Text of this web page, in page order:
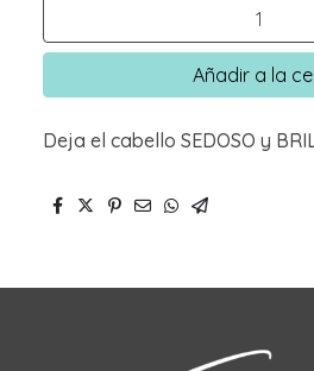
Añadir a la
Deja el cabello SEDOSO y